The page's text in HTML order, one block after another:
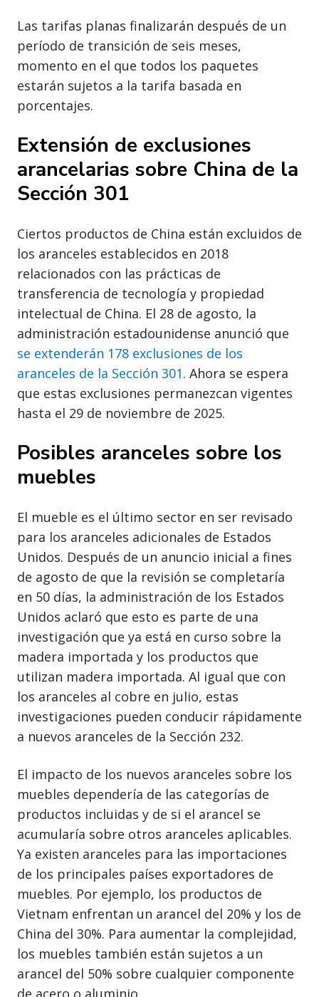
Las tarifas planas finalizarán después de un
período de transición de seis meses,
momento en el que todos los paquetes
estarán sujetos a la tarifa basada en
porcentajes.
Extensión de exclusiones
arancelarias sobre China de la
Sección 301
Ciertos productos de China están excluidos de
los aranceles establecidos en 2018
relacionados con las prácticas de
transferencia de tecnología y propiedad
intelectual de China. El 28 de agosto, la
administración estadounidense anunció que
se extenderán 178 exclusiones de los
aranceles de la Sección 301. Ahora se espera
que estas exclusiones permanezcan vigentes
hasta el 29 de noviembre de 2025.
Posibles aranceles sobre los
muebles
El mueble es el último sector en ser revisado
para los aranceles adicionales de Estados
Unidos. Después de un anuncio inicial a fines
de agosto de que la revisión se completaría
en 50 días, la administración de los Estados
Unidos aclaró que esto es parte de una
investigación que ya está en curso sobre la
madera importada y los productos que
utilizan madera importada. Al igual que con
los aranceles al cobre en julio, estas
investigaciones pueden conducir rápidamente
a nuevos aranceles de la Sección 232.
El impacto de los nuevos aranceles sobre los
muebles dependería de las categorías de
productos incluidas y de si el arancel se
acumularía sobre otros aranceles aplicables.
Ya existen aranceles para las importaciones
de los principales países exportadores de
muebles. Por ejemplo, los productos de
Vietnam enfrentan un arancel del 20% y los de
China del 30%. Para aumentar la complejidad,
los muebles también están sujetos a un
arancel del 50% sobre cualquier componente
de acero o aluminio.